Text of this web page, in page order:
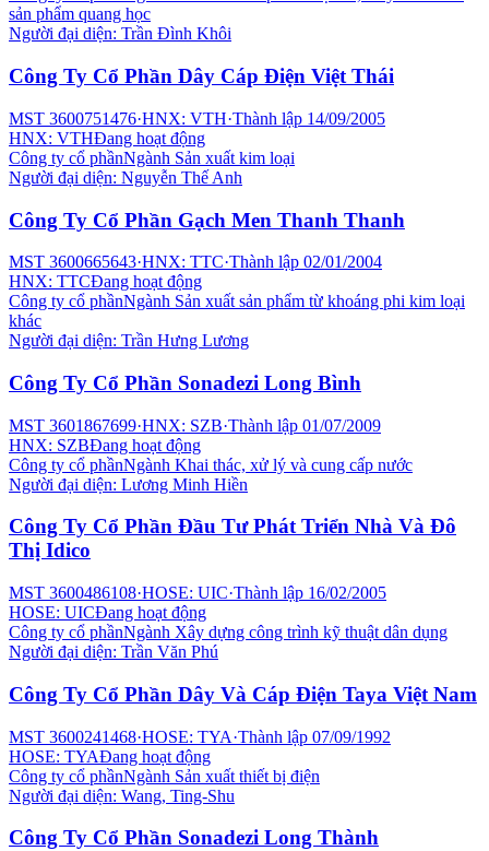
sản phẩm quang học
Người đại diện: Trần Đình Khôi
Công Ty Cổ Phần Dây Cáp Điện Việt Thái
MST 3600751476·HNX: VTH·Thành lập 14/09/2005
HNX: VTHĐang hoạt động
Công ty cổ phầnNgành Sản xuất kim loại
Người đại diện: Nguyễn Thế Anh
Công Ty Cổ Phần Gạch Men Thanh Thanh
MST 3600665643·HNX: TTC·Thành lập 02/01/2004
HNX: TTCĐang hoạt động
Công ty cổ phầnNgành Sản xuất sản phẩm từ khoáng phi kim loại
khác
Người đại diện: Trần Hưng Lương
Công Ty Cổ Phần Sonadezi Long Bình
MST 3601867699·HNX: SZB·Thành lập 01/07/2009
HNX: SZBĐang hoạt động
Công ty cổ phầnNgành Khai thác, xử lý và cung cấp nước
Người đại diện: Lương Minh Hiền
Công Ty Cổ Phần Đầu Tư Phát Triển Nhà Và Đô
Thị Idico
MST 3600486108·HOSE: UIC·Thành lập 16/02/2005
HOSE: UICĐang hoạt động
Công ty cổ phầnNgành Xây dựng công trình kỹ thuật dân dụng
Người đại diện: Trần Văn Phú
Công Ty Cổ Phần Dây Và Cáp Điện Taya Việt Nam
MST 3600241468·HOSE: TYA·Thành lập 07/09/1992
HOSE: TYAĐang hoạt động
Công ty cổ phầnNgành Sản xuất thiết bị điện
Người đại diện: Wang, Ting-Shu
Công Ty Cổ Phần Sonadezi Long Thành